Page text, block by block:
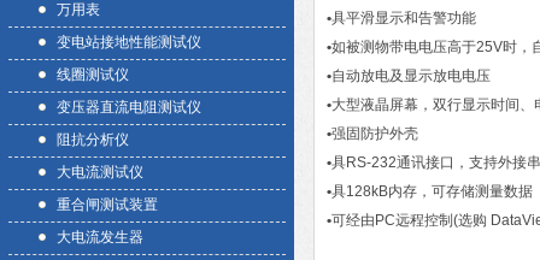
万用表
变电站接地性能测试仪
线圈测试仪
变压器直流电阻测试仪
阻抗分析仪
大电流测试仪
重合闸测试装置
大电流发生器
•具平滑显示和告警功能
•如被测物带电电压高于25V时，
•自动放电及显示放电电压
•大型液晶屏幕，双行显示时间、
•强固防护外壳
•具RS-232通讯接口，支持外接
•具128kB内存，可存储测量数据
•可经由PC远程控制(选购